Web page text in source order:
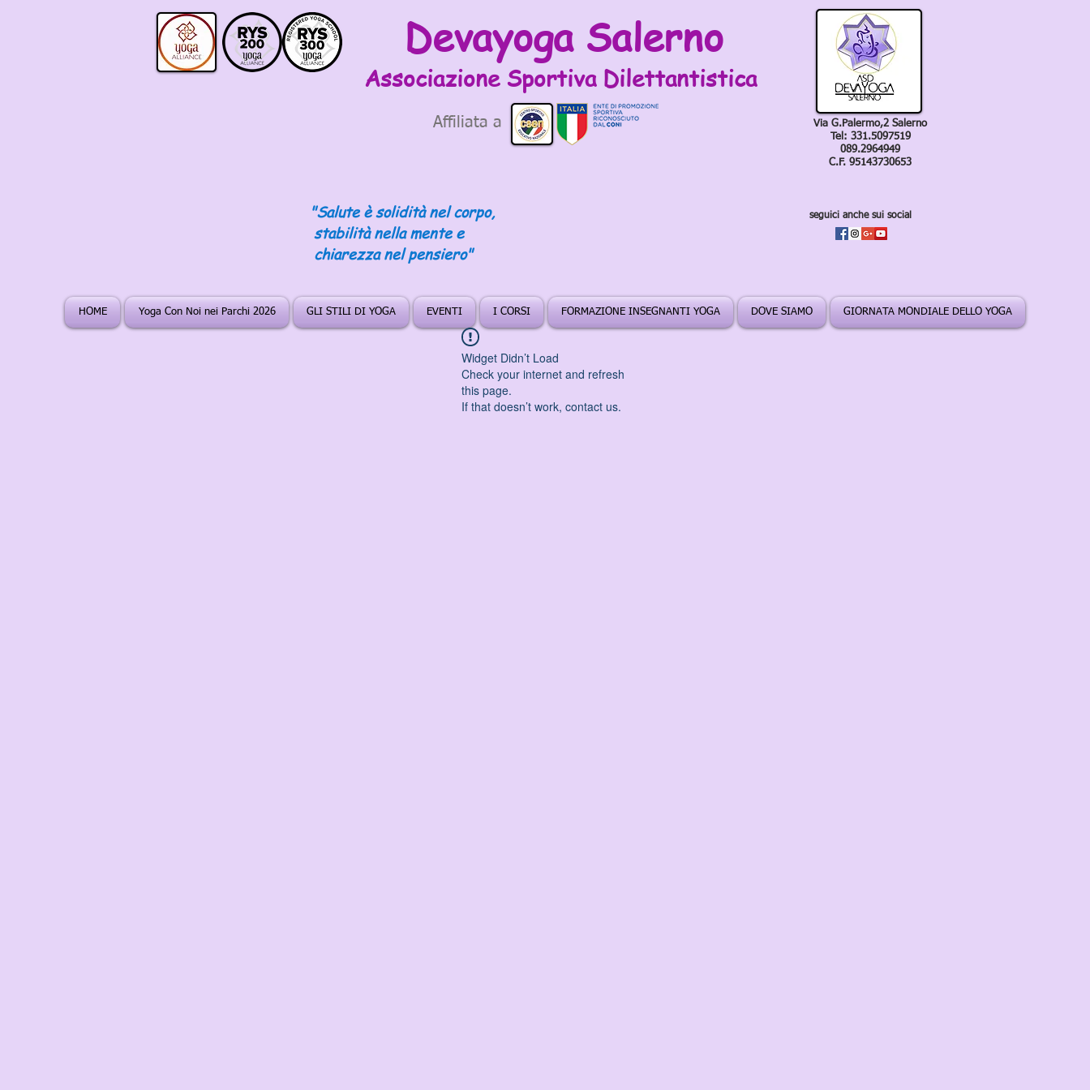
Devayoga Salerno
Associazione Sportiva Dilettantistica
Affiliata a
"Salute è solidità nel corpo,
stabilità nella mente e
chiarezza nel pensiero"
Via G.Palermo,2 Salerno
Tel: 331.5097519
089.2964949
C.F. 95143730653
seguici anche sui social
HOME Yoga Con Noi nei Parchi 2026 GLI STILI DI YOGA EVENTI I CORSI FORMAZIONE INSEGNANTI YOGA DOVE SIAMO GIORNATA MONDIALE DELLO YOGA
Widget Didn’t Load
Check your internet and refresh
this page.
If that doesn’t work, contact us.